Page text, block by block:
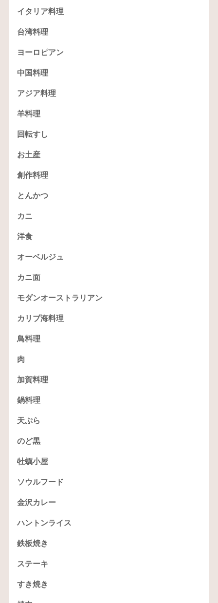
イタリア料理
台湾料理
ヨーロピアン
中国料理
アジア料理
羊料理
回転すし
お土産
創作料理
とんかつ
カニ
洋食
オーベルジュ
カニ面
モダンオーストラリアン
カリブ海料理
鳥料理
肉
加賀料理
鍋料理
天ぷら
のど黒
牡蠣小屋
ソウルフード
金沢カレー
ハントンライス
鉄板焼き
ステーキ
すき焼き